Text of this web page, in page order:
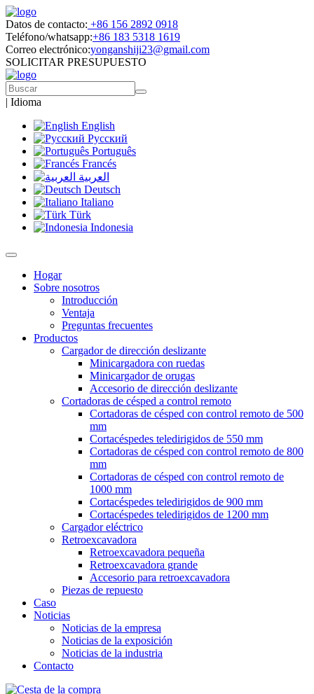
Datos de contacto: +86 156 2892 0918
Teléfono/whatsapp:+86 183 5318 1619
Correo electrónico:yonganshiji23@gmail.com
SOLICITAR PRESUPUESTO
| Idioma
English
Русский
Português
Francés
العربية
Deutsch
Italiano
Türk
Indonesia
Hogar
Sobre nosotros
Introducción
Ventaja
Preguntas frecuentes
Productos
Cargador de dirección deslizante
Minicargadora con ruedas
Minicargador de orugas
Accesorio de dirección deslizante
Cortadoras de césped a control remoto
Cortadoras de césped con control remoto de 500
mm
Cortacéspedes teledirigidos de 550 mm
Cortadoras de césped con control remoto de 800
mm
Cortadoras de césped con control remoto de
1000 mm
Cortacéspedes teledirigidos de 900 mm
Cortacéspedes teledirigidos de 1200 mm
Cargador eléctrico
Retroexcavadora
Retroexcavadora pequeña
Retroexcavadora grande
Accesorio para retroexcavadora
Piezas de repuesto
Caso
Noticias
Noticias de la empresa
Noticias de la exposición
Noticias de la industria
Contacto